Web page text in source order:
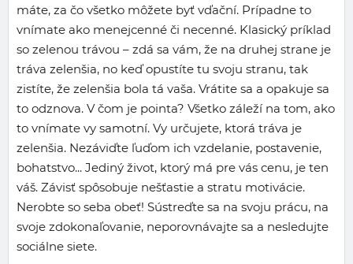
máte, za čo všetko môžete byť vďační. Prípadne to
vnímate ako menejcenné či necenné. Klasický príklad
so zelenou trávou – zdá sa vám, že na druhej strane je
tráva zelenšia, no keď opustíte tu svoju stranu, tak
zistíte, že zelenšia bola tá vaša. Vrátite sa a opakuje sa
to odznova. V čom je pointa? Všetko záleží na tom, ako
to vnímate vy samotní. Vy určujete, ktorá tráva je
zelenšia. Nezáviďte ľuďom ich vzdelanie, postavenie,
bohatstvo... Jediný život, ktorý má pre vás cenu, je ten
váš. Závisť spôsobuje nešťastie a stratu motivácie.
Nerobte so seba obeť! Sústreďte sa na svoju prácu, na
svoje zdokonaľovanie, neporovnávajte sa a nesledujte
sociálne siete.